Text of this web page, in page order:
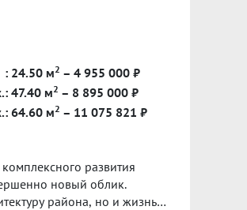
: 24.50 м2 – 4 955 000 ₽
47.40 м2 – 8 895 000 ₽
64.60 м2 – 11 075 821 ₽
развития
новый облик.
района, но и жизнь